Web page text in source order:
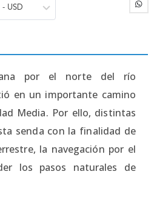
USD
por el norte del río
en un importante camino
Media. Por ello, distintas
senda con la finalidad de
la navegación por el
los pasos naturales de